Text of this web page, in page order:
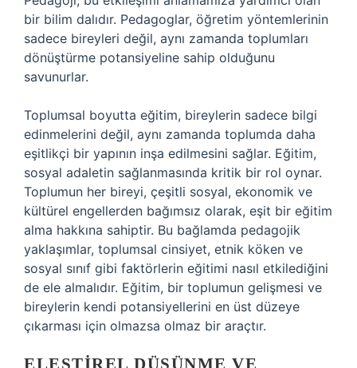
bir bilim dalıdır. Pedagoglar, öğretim yöntemlerinin
sadece bireyleri değil, aynı zamanda toplumları
dönüştürme potansiyeline sahip olduğunu
savunurlar.
Toplumsal boyutta eğitim, bireylerin sadece bilgi
edinmelerini değil, aynı zamanda toplumda daha
eşitlikçi bir yapının inşa edilmesini sağlar. Eğitim,
sosyal adaletin sağlanmasında kritik bir rol oynar.
Toplumun her bireyi, çeşitli sosyal, ekonomik ve
kültürel engellerden bağımsız olarak, eşit bir eğitim
alma hakkına sahiptir. Bu bağlamda pedagojik
yaklaşımlar, toplumsal cinsiyet, etnik köken ve
sosyal sınıf gibi faktörlerin eğitimi nasıl etkilediğini
de ele almalıdır. Eğitim, bir toplumun gelişmesi ve
bireylerin kendi potansiyellerini en üst düzeye
çıkarması için olmazsa olmaz bir araçtır.
ELEŞTIREL DÜŞÜNME VE